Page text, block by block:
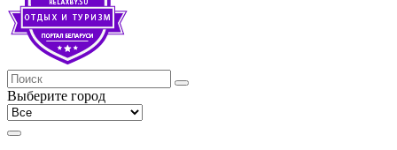
Выберите город